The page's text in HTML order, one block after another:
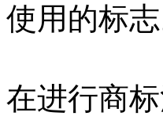
使用的标
在进行商